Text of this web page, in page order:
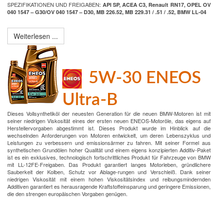
SPEZIFIKATIONEN UND FREIGABEN: API SP, ACEA C3, Renault RN17, OPEL OV
040 1547 – G30/OV 040 1547 – D30, MB 226.52, MB 229.31 / .51 / .52, BMW LL-04
Weiterlesen ...
5W-30 ENEOS
Ultra-B
Dieses Vollsynthetiköl der neuesten Generation für die neuen BMW-Motoren ist mit
seiner niedrigen Viskosität eines der ersten neuen ENEOS-Motoröle, das eigens auf
Herstellervorgaben abgestimmt ist. Dieses Produkt wurde im Hinblick auf die
wechselnden Anforderungen von Motoren entwickelt, um deren Lebenszyklus und
Leistungen zu verbessern und emissionsärmer zu fahren. Mit seiner Formel aus
synthetischen Grundölen hoher Qualität und einem eigens konzipierten Additiv-Paket
ist es ein exklusives, technologisch fortschrittliches Produkt für Fahrzeuge von BMW
mit LL-12FE-Freigaben. Das Produkt garantiert langes Motorleben, gründlichere
Sauberkeit der Kolben, Schutz vor Ablage-rungen und Verschleiß. Dank seiner
niedrigen Viskosität mit einem hohen Viskositätsindex und reibungsmindernden
Additiven garantiert es herausragende Kraftstoffeinsparung und geringere Emissionen,
die den strengen europäischen Vorgaben genügen.